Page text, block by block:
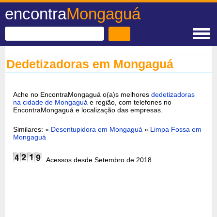
encontraMongaguá
Dedetizadoras em Mongaguá
Ache no EncontraMongaguá o(a)s melhoresdedetizadoras
na cidade de Mongaguá e região, com telefones no
EncontraMongaguá e localização das empresas.
Similares: » Desentupidora em Mongaguá » Limpa Fossa em
Mongaguá
Acessos desde Setembro de 2018